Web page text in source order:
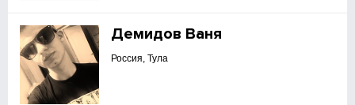
Демидов Ваня
Россия, Тула